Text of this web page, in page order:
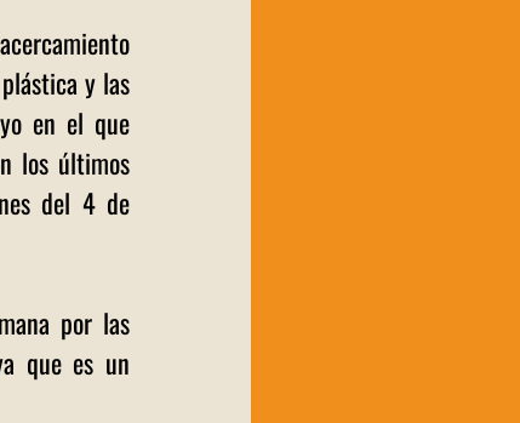
y las
en el que
los últimos
del 4 de
por las
que es un